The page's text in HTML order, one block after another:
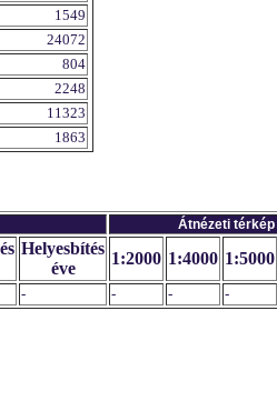
1549
24072
804
2248
11323
1863
Átnézeti térkép
Helyesbítés
éve
1:2000 1:4000 1:5000
- - - -